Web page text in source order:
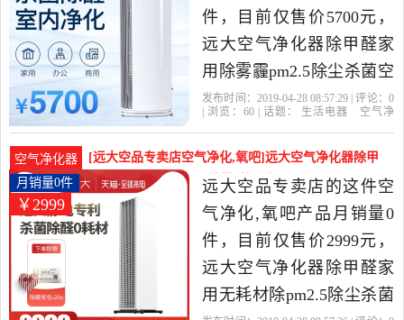
件，目前仅售价5700元，
远大空气净化器除甲醛家
用除雾霾pm2.5除尘杀菌空
气净化机TB400是2019年远
电器当中性价比很高的空
气净化,氧吧，由湖南 长沙
发货。
发布时间：2019-04-28 08:57:29 | 评论： 0
| 浏览： 60| 话题： 生活电器
空气净
空气净化器
[远大空品专卖店空气净化,氧吧]远大空气净化器除甲
醛家用无耗材除pm月销量0件仅售2999元
￥2999
月销量0件
远大空品专卖店的这件空
气净化,氧吧产品月销量0
件，目前仅售价2999元，
远大空气净化器除甲醛家
用无耗材除pm2.5除尘杀菌